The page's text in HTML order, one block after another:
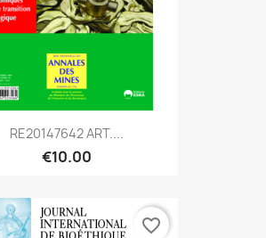
RE20147642 ART....
€10.00
favorite_border